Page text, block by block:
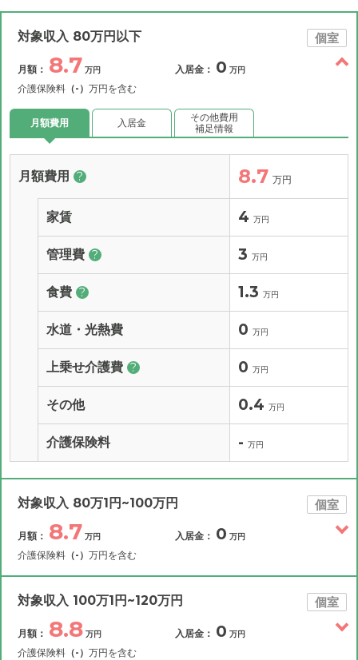
対象収入 80万円以下 個室
月額： 8.7 万円
介護保険料 （-） 万円を含む
入居金： 0 万円
月額費用 入居金
その他費用
補足情報
月額費用 ? 8.7 万円
家賃 4 万円
管理費 ? 3 万円
食費 ? 1.3 万円
水道・光熱費 0 万円
上乗せ介護費 ? 0 万円
その他 0.4 万円
介護保険料 - 万円
対象収入 80万1円~100万円 個室
月額： 8.7 万円
介護保険料 （-） 万円を含む
入居金： 0 万円
月額費用 8.7
対象収入 100万1円~120万円 個室
月額： 8.8 万円
介護保険料 （-） 万円を含む
入居金： 0 万円